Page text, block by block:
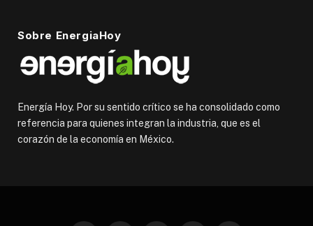
Sobre EnergiaHoy
Energía Hoy. Por su sentido crítico se ha consolidado como
referencia para quienes integran la industria, que es el
corazón de la economía en México.